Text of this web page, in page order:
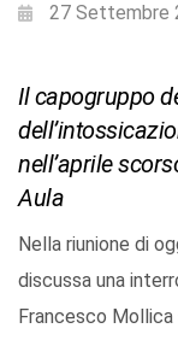
27 Settembre
Il capogruppo
nell’aprile
Aula
Nella riunione di
discussa una
Francesco